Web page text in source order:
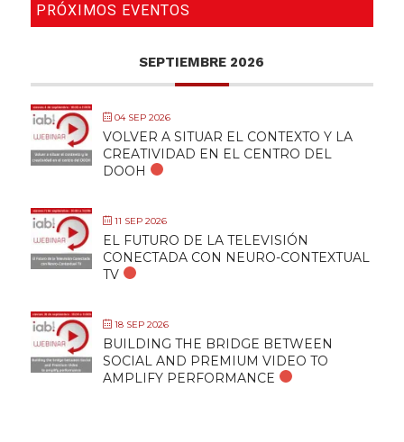
PRÓXIMOS EVENTOS
SEPTIEMBRE 2026
04 SEP 2026
VOLVER A SITUAR EL CONTEXTO Y LA
CREATIVIDAD EN EL CENTRO DEL
DOOH
11 SEP 2026
EL FUTURO DE LA TELEVISIÓN
CONECTADA CON NEURO-CONTEXTUAL
TV
18 SEP 2026
BUILDING THE BRIDGE BETWEEN
SOCIAL AND PREMIUM VIDEO TO
AMPLIFY PERFORMANCE